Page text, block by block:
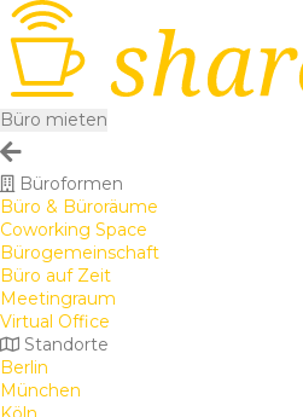
Büro mieten
Büroformen
Büro & Büroräume
Coworking Space
Bürogemeinschaft
Büro auf Zeit
Meetingraum
Virtual Office
Standorte
Berlin
München